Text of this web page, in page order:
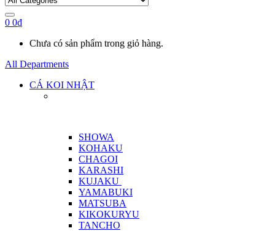
0 0₫
Chưa có sản phẩm trong giỏ hàng.
All Departments
CÁ KOI NHẬT
SHOWA
KOHAKU
CHAGOI
KARASHI
KUJAKU
YAMABUKI
MATSUBA
KIKOKURYU
TANCHO